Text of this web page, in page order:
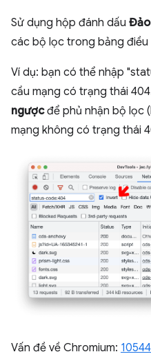
Sử dụng hộp đánh dấu
các bộ lọc trong bảng điều
Ví dụ: bạn có thể nhập
cầu mạng có trạng thái
ngượcđể phủ nhận bộ lọc
mạng không có trạng thái
Vấn đề về Chromium: